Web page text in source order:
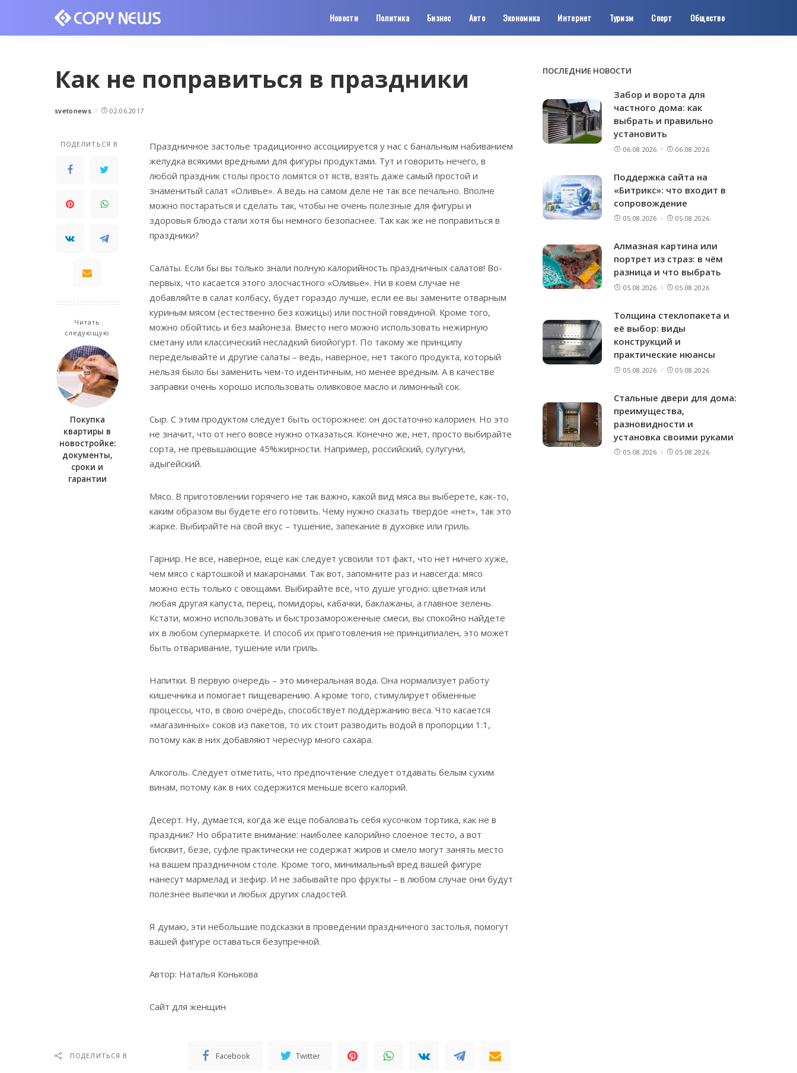
Новости Политика Бизнес Авто Экономика Интернет Туризм Спорт Общество
Как не поправиться в праздники
Posted
svetonews 02.06.2017
ПОДЕЛИТЬСЯ В
Читать
следующую
Покупка
квартиры в
новостройке:
документы,
сроки и
гарантии
Праздничное застолье традиционно ассоциируется у нас с банальным набиванием
желудка всякими вредными для фигуры продуктами. Тут и говорить нечего, в
любой праздник столы просто ломятся от яств, взять даже самый простой и
знаменитый салат «Оливье». А ведь на самом деле не так все печально. Вполне
можно постараться и сделать так, чтобы не очень полезные для фигуры и
здоровья блюда стали хотя бы немного безопаснее. Так как же не поправиться в
праздники?
Салаты. Если бы вы только знали полную калорийность праздничных салатов! Во-
первых, что касается этого злосчастного «Оливье». Ни в коем случае не
добавляйте в салат колбасу, будет гораздо лучше, если ее вы замените отварным
куриным мясом (естественно без кожицы) или постной говядиной. Кроме того,
можно обойтись и без майонеза. Вместо него можно использовать нежирную
сметану или классический несладкий биойогурт. По такому же принципу
переделывайте и другие салаты – ведь, наверное, нет такого продукта, который
нельзя было бы заменить чем-то идентичным, но менее вредным. А в качестве
заправки очень хорошо использовать оливковое масло и лимонный сок.
Сыр. С этим продуктом следует быть осторожнее: он достаточно калориен. Но это
не значит, что от него вовсе нужно отказаться. Конечно же, нет, просто выбирайте
сорта, не превышающие 45%жирности. Например, российский, сулугуни,
адыгейский.
Мясо. В приготовлении горячего не так важно, какой вид мяса вы выберете, как-то,
каким образом вы будете его готовить. Чему нужно сказать твердое «нет», так это
жарке. Выбирайте на свой вкус – тушение, запекание в духовке или гриль.
Гарнир. Не все, наверное, еще как следует усвоили тот факт, что нет ничего хуже,
чем мясо с картошкой и макаронами. Так вот, запомните раз и навсегда: мясо
можно есть только с овощами. Выбирайте все, что душе угодно: цветная или
любая другая капуста, перец, помидоры, кабачки, баклажаны, а главное зелень.
Кстати, можно использовать и быстрозамороженные смеси, вы спокойно найдете
их в любом супермаркете. И способ их приготовления не принципиален, это может
быть отваривание, тушение или гриль.
Напитки. В первую очередь – это минеральная вода. Она нормализует работу
кишечника и помогает пищеварению. А кроме того, стимулирует обменные
процессы, что, в свою очередь, способствует поддержанию веса. Что касается
«магазинных» соков из пакетов, то их стоит разводить водой в пропорции 1:1,
потому как в них добавляют чересчур много сахара.
Алкоголь. Следует отметить, что предпочтение следует отдавать белым сухим
винам, потому как в них содержится меньше всего калорий.
Десерт. Ну, думается, когда же еще побаловать себя кусочком тортика, как не в
праздник? Но обратите внимание: наиболее калорийно слоеное тесто, а вот
бисквит, безе, суфле практически не содержат жиров и смело могут занять место
на вашем праздничном столе. Кроме того, минимальный вред вашей фигуре
нанесут мармелад и зефир. И не забывайте про фрукты – в любом случае они будут
полезнее выпечки и любых других сладостей.
Я думаю, эти небольшие подсказки в проведении праздничного застолья, помогут
вашей фигуре оставаться безупречной.
Автор: Наталья Конькова
Сайт для женщин
ПОДЕЛИТЬСЯ В Facebook Twitter
ПОСЛЕДНИЕ НОВОСТИ
Забор и ворота для
частного дома: как
выбрать и правильно
установить
06.08.2026 06.08.2026
Поддержка сайта на
«Битрикс»: что входит в
сопровождение
05.08.2026 05.08.2026
Алмазная картина или
портрет из страз: в чём
разница и что выбрать
05.08.2026 05.08.2026
Толщина стеклопакета и
её выбор: виды
конструкций и
практические нюансы
05.08.2026 05.08.2026
Стальные двери для дома:
преимущества,
разновидности и
установка своими руками
05.08.2026 05.08.2026